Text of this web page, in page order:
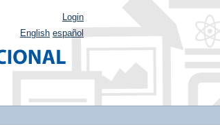
Login
English español